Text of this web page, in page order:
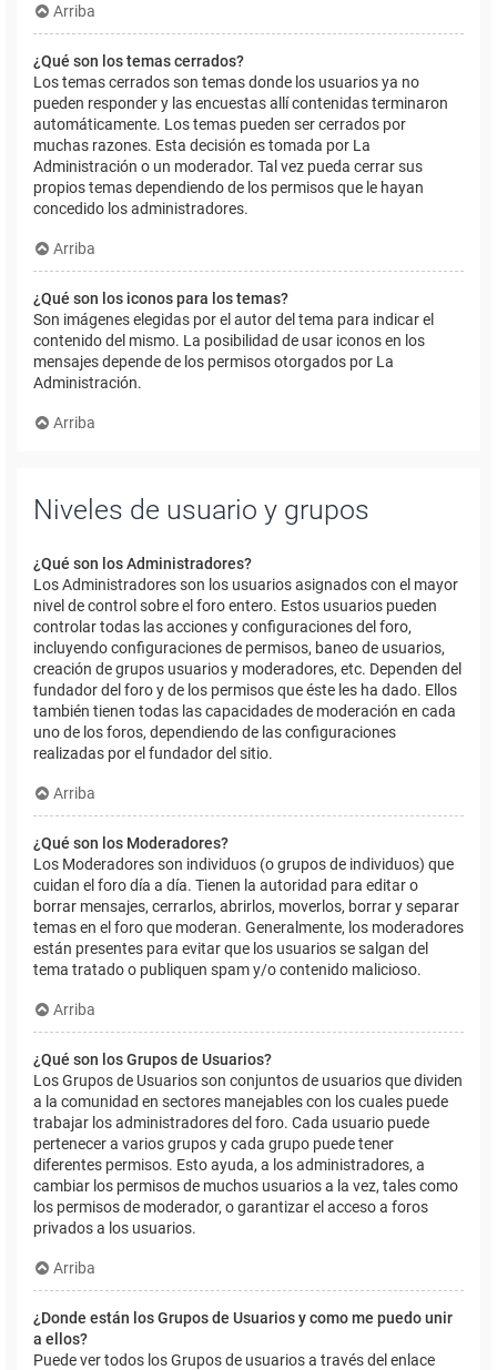
Arriba
¿Qué son los temas cerrados?
Los temas cerrados son temas donde los usuarios ya no
pueden responder y las encuestas allí contenidas terminaron
automáticamente. Los temas pueden ser cerrados por
muchas razones. Esta decisión es tomada por La
Administración o un moderador. Tal vez pueda cerrar sus
propios temas dependiendo de los permisos que le hayan
concedido los administradores.
Arriba
¿Qué son los iconos para los temas?
Son imágenes elegidas por el autor del tema para indicar el
contenido del mismo. La posibilidad de usar iconos en los
mensajes depende de los permisos otorgados por La
Administración.
Arriba
Niveles de usuario y grupos
¿Qué son los Administradores?
Los Administradores son los usuarios asignados con el mayor
nivel de control sobre el foro entero. Estos usuarios pueden
controlar todas las acciones y configuraciones del foro,
incluyendo configuraciones de permisos, baneo de usuarios,
creación de grupos usuarios y moderadores, etc. Dependen del
fundador del foro y de los permisos que éste les ha dado. Ellos
también tienen todas las capacidades de moderación en cada
uno de los foros, dependiendo de las configuraciones
realizadas por el fundador del sitio.
Arriba
¿Qué son los Moderadores?
Los Moderadores son individuos (o grupos de individuos) que
cuidan el foro día a día. Tienen la autoridad para editar o
borrar mensajes, cerrarlos, abrirlos, moverlos, borrar y separar
temas en el foro que moderan. Generalmente, los moderadores
están presentes para evitar que los usuarios se salgan del
tema tratado o publiquen spam y/o contenido malicioso.
Arriba
¿Qué son los Grupos de Usuarios?
Los Grupos de Usuarios son conjuntos de usuarios que dividen
a la comunidad en sectores manejables con los cuales puede
trabajar los administradores del foro. Cada usuario puede
pertenecer a varios grupos y cada grupo puede tener
diferentes permisos. Esto ayuda, a los administradores, a
cambiar los permisos de muchos usuarios a la vez, tales como
los permisos de moderador, o garantizar el acceso a foros
privados a los usuarios.
Arriba
¿Donde están los Grupos de Usuarios y como me puedo unir
a ellos?
Puede ver todos los Grupos de usuarios a través del enlace